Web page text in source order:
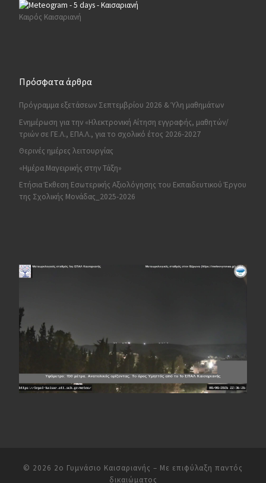
Καιρός Καισαριανή
Πρόσφατα άρθρα
Πρόγραμμα εξετάσεων Σεπτεμβρίου 2026 & Ύλη μαθημάτων
Ενημέρωση για την «Ηλεκτρονική Αίτηση εγγραφής, μαθητών/
τριών σε ΓΕ.Λ., ΕΠΑ.Λ., για το σχολικό έτος 2026-2027
Θερινές ημέρες λειτουργίας
«Ημέρα Μαγειρικής στην Τάξη»
Ετήσια Έκθεση Εσωτερικής Αξιολόγησης του Εκπαιδευτικού Έργου
της Σχολικής Μονάδας_2025-2026
© 2026 2ο Γυμνάσιο Καισαριανής – Με επιφύλαξη παντός
δικαιώματος